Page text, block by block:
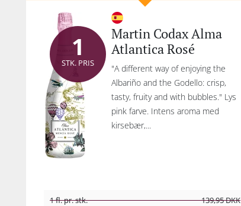
1
STK. PRIS
Martin Codax Alma
Atlantica Rosé
"A different way of enjoying the
Albariño and the Godello: crisp,
tasty, fruity and with bubbles." Lys
pink farve. Intens aroma med
kirsebær,...
1 fl. pr. stk. 139,95DKK